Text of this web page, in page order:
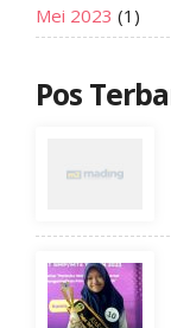
Mei 2023 (1)
Pos